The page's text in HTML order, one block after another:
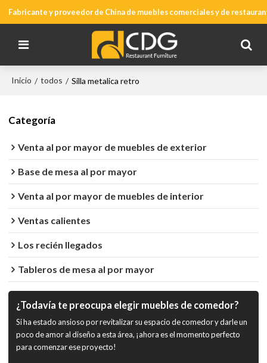
Fabricante y proveedor de China de muebles comerciales y de
Inicio / todos / Silla metalica retro
Categoría
Venta al por mayor de muebles de exterior
Base de mesa al por mayor
Venta al por mayor de muebles de interior
Ventas calientes
Los recién llegados
Tableros de mesa al por mayor
¿Todavía te preocupa elegir muebles de comedor?
Si ha estado ansioso por revitalizar su espacio de comedor y darle un
poco de amor al diseño a esta área, ¡ahora es el momento perfecto
para comenzar ese proyecto!